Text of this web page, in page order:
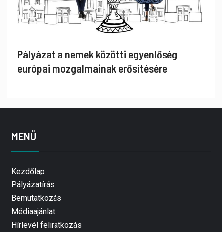
Pályázat a nemek közötti egyenlőség
európai mozgalmainak erősítésére
MENÜ
Kezdőlap
Pályázatírás
Bemutatkozás
Médiaajánlat
Hírlevél feliratkozás